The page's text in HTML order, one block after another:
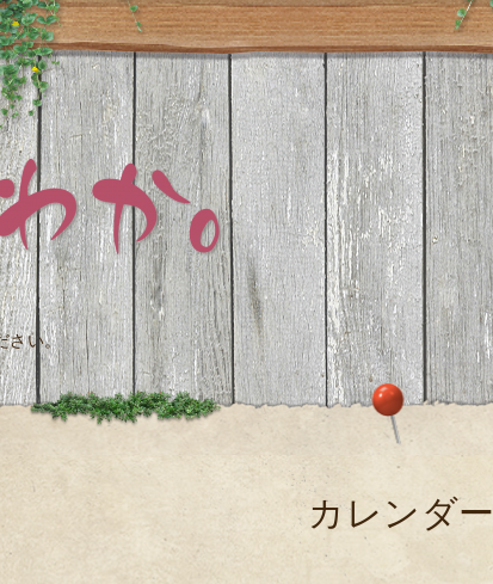
さい。
カレンダ